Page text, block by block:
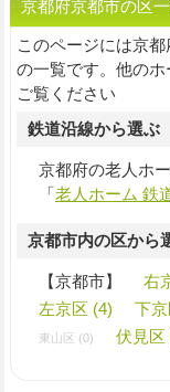
京都府京都市の区一
このページには京
の一覧です。他の
ご覧ください
鉄道沿線から選ぶ
京都府の老人ホ
「老人ホーム 鉄
京都市内の区から
【京都市】 右
左京区 (4) 下
東山区 (0) 伏見区